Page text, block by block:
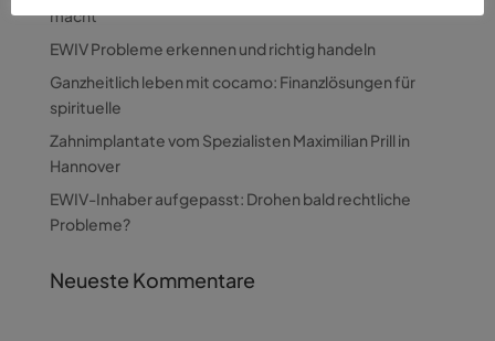
macht
EWIV Probleme erkennen und richtig handeln
Ganzheitlich leben mit cocamo: Finanzlösungen für
spirituelle
Zahnimplantate vom Spezialisten Maximilian Prill in
Hannover
EWIV-Inhaber aufgepasst: Drohen bald rechtliche
Probleme?
Neueste Kommentare